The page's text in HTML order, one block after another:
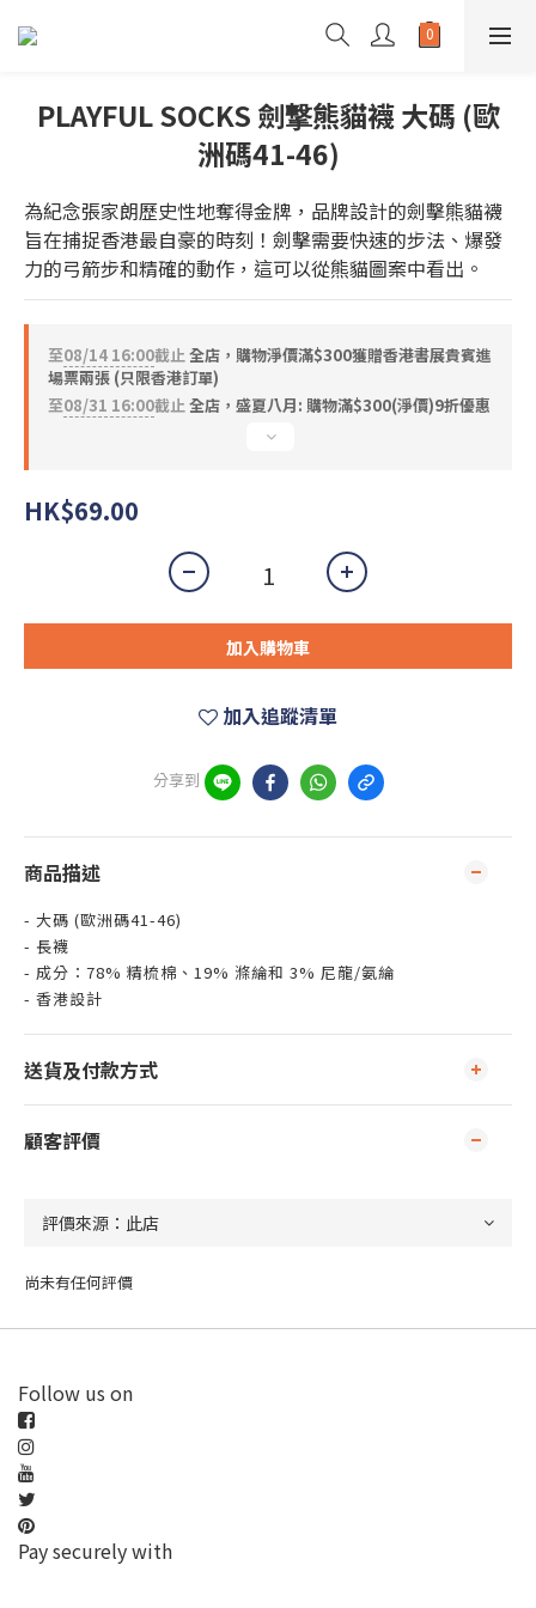
PLAYFUL SOCKS 劍撃熊貓襪 大碼 (歐
洲碼41-46)
為紀念張家朗歷史性地奪得金牌，品牌設計的劍擊熊貓襪
旨在捕捉香港最自豪的時刻！劍擊需要快速的步法、爆發
力的弓箭步和精確的動作，這可以從熊貓圖案中看出。
至08/14 16:00截止全店，購物淨價滿$300獲贈香港書展貴賓進
場票兩張 (只限香港訂單)
至08/31 16:00截止全店，盛夏八月: 購物滿$300(淨價)9折優惠
HK$69.00
加入購物車
加入追蹤清單
分享到
商品描述
- 大碼 (歐洲碼41-46)
- 長襪
- 成分：78% 精梳棉、19% 滌綸和 3% 尼龍/氨綸
- 香港設計
送貨及付款方式
顧客評價
尚未有任何評價
Follow us on
Pay securely with